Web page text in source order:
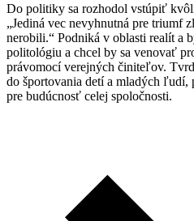
Do politiky sa rozhodol vstúpiť
„Jediná vec nevyhnutná pre triumf
nerobili.“ Podniká v oblasti realít a
politológiu a chcel by sa venovať
právomocí verejných činiteľov.
do športovania detí a mladých ľudí,
pre budúcnosť celej spoločnosti.